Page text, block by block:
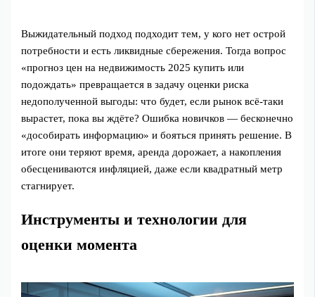
Выжидательный подход подходит тем, у кого нет острой
потребности и есть ликвидные сбережения. Тогда вопрос
«прогноз цен на недвижимость 2025 купить или
подождать» превращается в задачу оценки риска
недополученной выгоды: что будет, если рынок всё-таки
вырастет, пока вы ждёте? Ошибка новичков — бесконечно
«дособирать информацию» и бояться принять решение. В
итоге они теряют время, аренда дорожает, а накопления
обесцениваются инфляцией, даже если квадратный метр
стагнирует.
Инструменты и технологии для
оценки момента